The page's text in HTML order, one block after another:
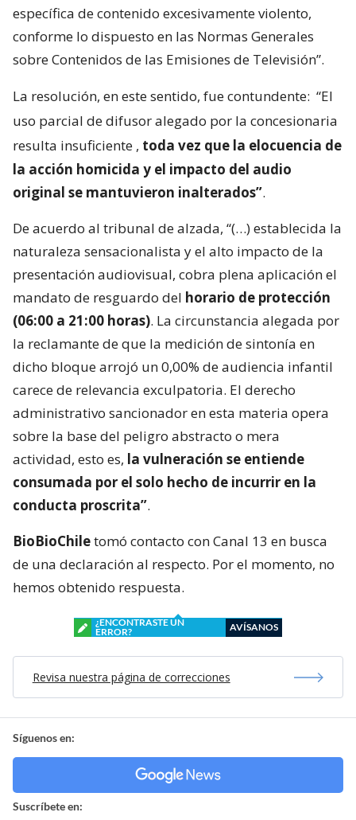
específica de contenido excesivamente violento,
conforme lo dispuesto en las Normas Generales
sobre Contenidos de las Emisiones de Televisión”.
La resolución, en este sentido, fue contundente: “El
uso parcial de difusor alegado por la concesionaria
resulta insuficiente , toda vez que la elocuencia de
la acción homicida y el impacto del audio
original se mantuvieron inalterados”.
De acuerdo al tribunal de alzada, “(…) establecida la
naturaleza sensacionalista y el alto impacto de la
presentación audiovisual, cobra plena aplicación el
mandato de resguardo del horario de protección
(06:00 a 21:00 horas). La circunstancia alegada por
la reclamante de que la medición de sintonía en
dicho bloque arrojó un 0,00% de audiencia infantil
carece de relevancia exculpatoria. El derecho
administrativo sancionador en esta materia opera
sobre la base del peligro abstracto o mera
actividad, esto es, la vulneración se entiende
consumada por el solo hecho de incurrir en la
conducta proscrita”.
BioBioChiletomó contacto con Canal 13 en busca
de una declaración al respecto. Por el momento, no
hemos obtenido respuesta.
¿ENCONTRASTE UN
ERROR?
AVÍSANOS
Revisa nuestra página de correcciones
Síguenos en:
Suscríbete en: